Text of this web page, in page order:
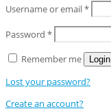
Username or email*
Password *
Remember me
Login
Lost your password?
Create an account?